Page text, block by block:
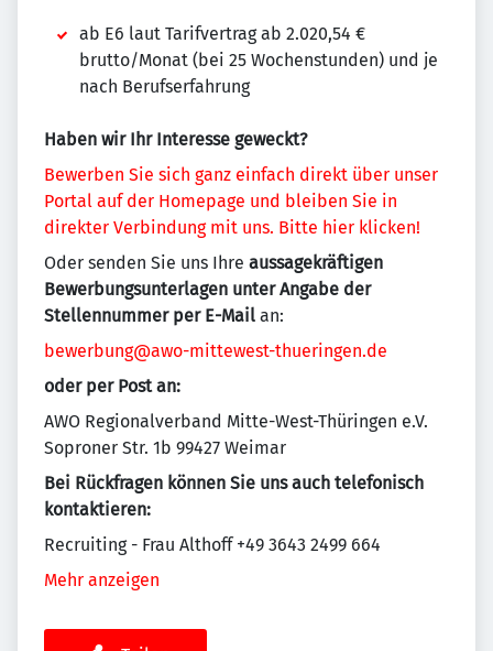
ab E6 laut Tarifvertrag ab 2.020,54 €
brutto/Monat (bei 25 Wochenstunden) und je
nach Berufserfahrung
Haben wir Ihr Interesse geweckt?
Bewerben Sie sich ganz einfach direkt über unser
Portal auf der Homepage und bleiben Sie in
direkter Verbindung mit uns. Bitte hier klicken!
Oder senden Sie uns Ihre aussagekräftigen
Bewerbungsunterlagen unter Angabe der
Stellennummer per E-Mail an:
bewerbung@awo-mittewest-thueringen.de
oder per Post an:
AWO Regionalverband Mitte-West-Thüringen e.V.
Soproner Str. 1b 99427 Weimar
Bei Rückfragen können Sie uns auch telefonisch
kontaktieren:
Recruiting - Frau Althoff +49 3643 2499 664
Mehr anzeigen